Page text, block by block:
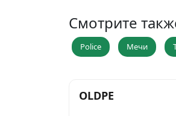
Смотрите
Police Мечи
OLDPE